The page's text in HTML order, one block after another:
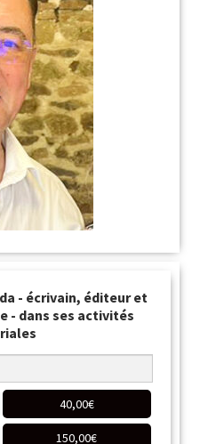
- écrivain, éditeur et
- dans ses activités
40,00€
150,00€